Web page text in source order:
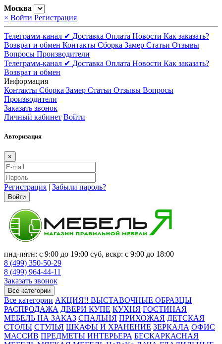
Москва
× Войти Регистрация
Телеграмм-канал ✔ Доставка Оплата Новости Как заказать?
Возврат и обмен Контакты Сборка Замер Статьи Отзывы
Вопросы Производители
Телеграмм-канал ✔ Доставка Оплата Новости Как заказать?
Возврат и обмен
Информация
Контакты Сборка Замер Статьи Отзывы Вопросы
Производители
Заказать звонок
Личный кабинет Войти
Авторизация
×
Регистрация | Забыли пароль?
Войти
пнд-пятн: с 9:00 до 19:00 суб, вскр: с 9:00 до 18:00
8 (499) 350-50-29
8 (499) 964-44-11
Заказать звонок
Все категории
Все категории АКЦИЯ!! ВЫСТАВОЧНЫЕ ОБРАЗЦЫ
РАСПРОДАЖА ДВЕРИ КУПЕ КУХНЯ ГОСТИНАЯ
МЕБЕЛЬ НА ЗАКАЗ СПАЛЬНЯ ПРИХОЖАЯ ДЕТСКАЯ
СТОЛЫ СТУЛЬЯ ШКАФЫ И ХРАНЕНИЕ ЗЕРКАЛА ОФИС
МАССИВ ПРЕДМЕТЫ ИНТЕРЬЕРА БЕСКАРКАСНАЯ